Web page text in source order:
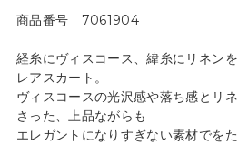
商品番号 7061904
経糸にヴィスコース、緯糸にリネン
レアスカート。
ヴィスコースの光沢感や落ち感とリ
さった、上品ながらも
エレガントになりすぎない素材でを